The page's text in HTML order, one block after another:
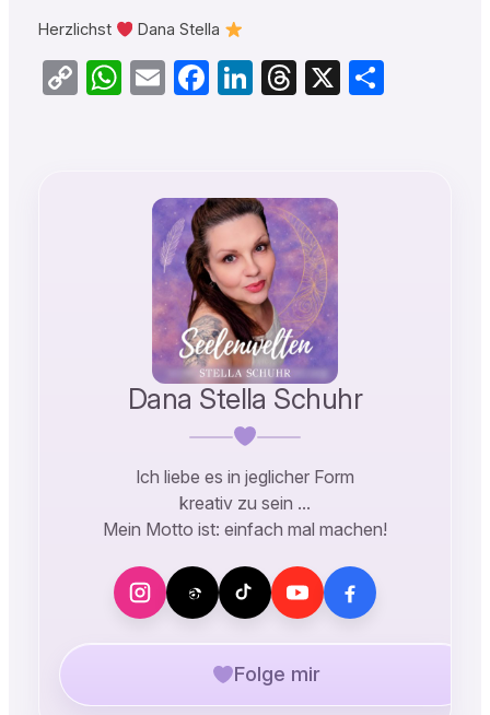
Herzlichst Dana Stella
CopyWhatsApp
EmailFacebook
LinkedIn
Threads
X Teilen
Dana Stella Schuhr
Ich liebe es in jeglicher Form
kreativ zu sein …
Mein Motto ist: einfach mal machen!
Folge mir